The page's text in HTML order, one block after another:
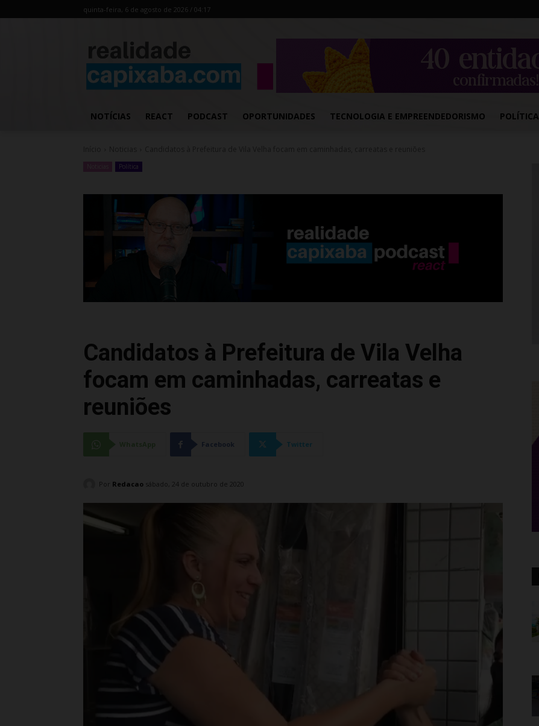
quinta-feira, 6 de agosto de 2026 / 04:17
NOTÍCIAS REACT PODCAST OPORTUNIDADES TECNOLOGIA E EMPREENDEDORISMO POLÍTICA
Política
Candidatos à Prefeitura de Vila Velha
focam em caminhadas, carreatas e
reuniões
Facebook Twitter
Por Redacao sábado, 24 de outubro de 2020